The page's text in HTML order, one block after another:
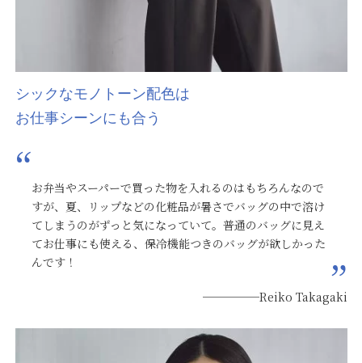
シックなモノトーン配色は
お仕事シーンにも合う
お弁当やスーパーで買った物を入れるのはもちろんなので
すが、夏、リップなどの化粧品が暑さでバッグの中で溶け
てしまうのがずっと気になっていて。普通のバッグに見え
てお仕事にも使える、保冷機能つきのバッグが欲しかった
んです！
─────Reiko Takagaki